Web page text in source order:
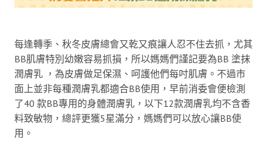
每逢轉季、秋冬皮膚總會又乾又痕讓人忍不住去抓，尤其
BB肌膚特別幼嫩容易抓損，所以媽媽們謹記要為BB 塗抹
潤膚乳 ，為皮膚做足保濕、呵護他們每吋肌膚。不過市
面上並非每種潤膚乳都適合BB使用，早前消委會便檢測
了40 款BB專用的身體潤膚乳，以下12款潤膚乳均不含香
料致敏物，總評更獲5星滿分，媽媽們可以放心讓BB使
用。